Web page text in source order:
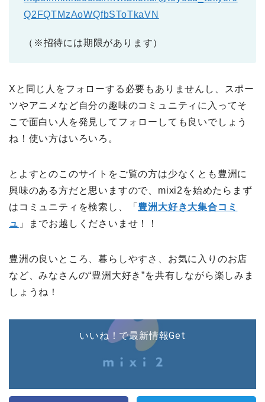
Q2FQTMzAoWQfbSToTkaVN
（※招待には期限があります）
Xと同じ人をフォローする必要もありませんし、スポー
ツやアニメなど自分の趣味のコミュニティに入ってそ
こで面白い人を発見してフォローしても良いでしょう
ね！使い方はいろいろ。
とよすとのこのサイトをご覧の方は少なくとも豊洲に
興味のある方だと思いますので、mixi2を始めたらまず
はコミュニティを検索し、「 豊洲大好き大集合コミ
ュ 」までお越しくださいませ！！
豊洲の良いところ、暮らしやすさ、お気に入りのお店
など、みなさんの“豊洲大好き”を共有しながら楽しみま
しょうね！
いいね！で最新情報Get